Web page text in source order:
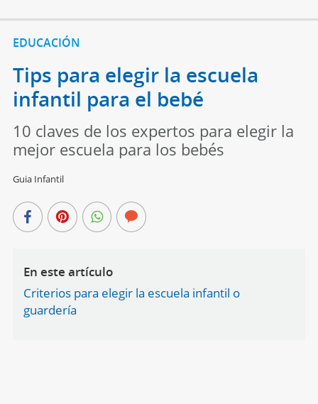
EDUCACIÓN
Tips para elegir la escuela
infantil para el bebé
10 claves de los expertos para elegir la
mejor escuela para los bebés
Guia Infantil
En este artículo
Criterios para elegir la escuela infantil o
guardería